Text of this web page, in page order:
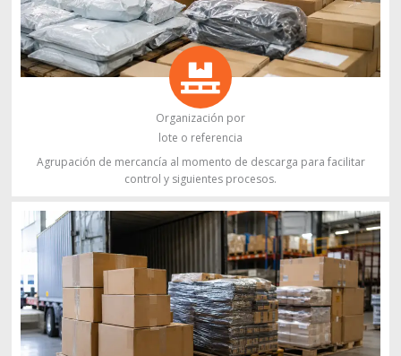
Organización por
lote o referencia
Agrupación de mercancía al momento de descarga para facilitar
control y siguientes procesos.